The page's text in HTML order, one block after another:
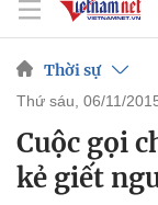
Thời sự
thứ sáu, 06/11/
Cuộc gọi
kẻ giết